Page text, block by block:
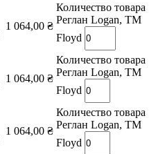
1 064,00 ₴
Количество товара
Реглан Logan, TM
Floyd
1 064,00 ₴
Количество товара
Реглан Logan, TM
Floyd
1 064,00 ₴
Количество товара
Реглан Logan, TM
Floyd